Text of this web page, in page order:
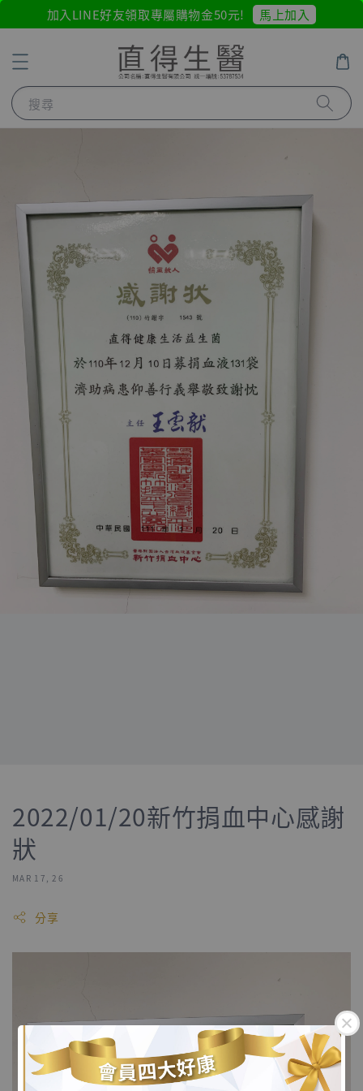
加入LINE好友領取專屬購物金50元! 馬上加入
搜尋
2022/01/20新竹捐血中心感謝
狀
MAR 17, 26
分享